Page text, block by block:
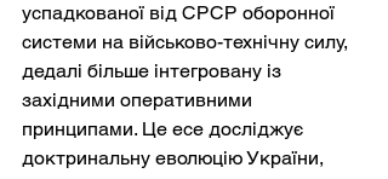
успадкованої від СРСР оборонної
системи на військово-технічну силу,
дедалі більше інтегровану із
західними оперативними
принципами. Це есе досліджує
доктринальну еволюцію України,